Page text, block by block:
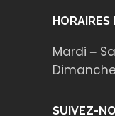
Mardi ‒
SUIVEZ-